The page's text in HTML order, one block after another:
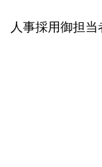
人事採用御担当